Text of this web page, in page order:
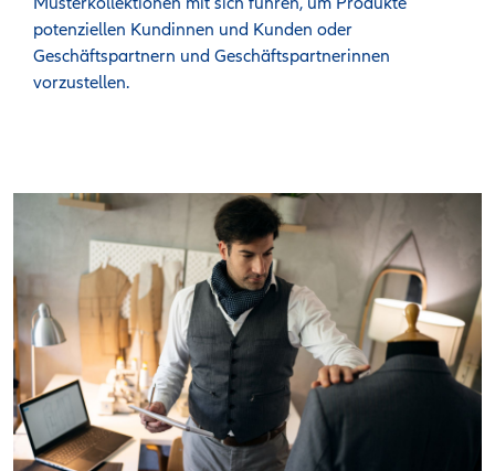
potenziellen Kundinnen und Kunden oder
Geschäftspartnern und Geschäftspartnerinnen
vorzustellen.